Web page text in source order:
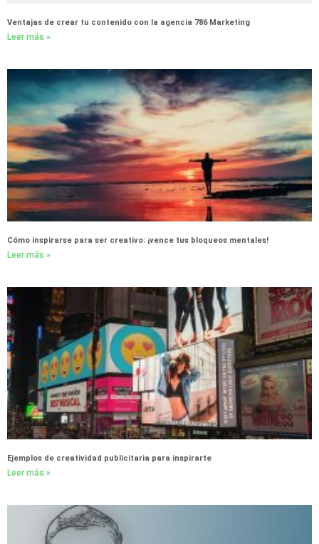
Ventajas de crear tu contenido con la agencia 786 Marketing
Leer más »
Cómo inspirarse para ser creativo: ¡vence tus bloqueos mentales!
Leer más »
Ejemplos de creatividad publicitaria para inspirarte
Leer más »